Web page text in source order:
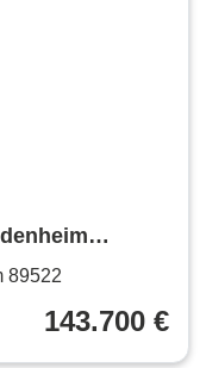
89522
143.700 €